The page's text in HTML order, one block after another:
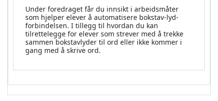
Referanser
LOGG INN
Under foredraget får du innsikt i arbeidsmåter
som hjelper elever å automatisere bokstav-lyd-
forbindelsen. I tillegg til hvordan du kan
tilrettelegge for elever som strever med å trekke
sammen bokstavlyder til ord eller ikke kommer i
gang med å skrive ord.